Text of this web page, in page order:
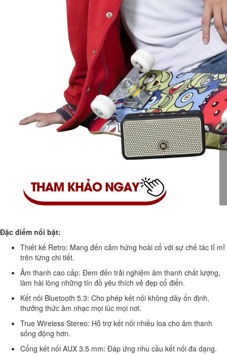
Đặc điểm nổi bật:
Thiết kế Retro: Mang đến cảm hứng hoài cổ với sự chế tác tỉ mỉ
trên từng chi tiết.
Âm thanh cao cấp: Đem đến trải nghiệm âm thanh chất lượng,
làm hài lòng những tín đồ yêu thích vẻ đẹp cổ điển.
Kết nối Bluetooth 5.3: Cho phép kết nối không dây ổn định,
thưởng thức âm nhạc mọi lúc mọi nơi.
True Wireless Stereo: Hỗ trợ kết nối nhiều loa cho âm thanh
sống động hơn.
Cổng kết nối AUX 3.5 mm: Đáp ứng nhu cầu kết nối đa dạng.